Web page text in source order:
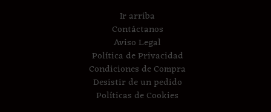
Ir arriba
Contáctanos
Aviso Legal
Política de Privacidad
Condiciones de Compra
Desistir de un pedido
Políticas de Cookies